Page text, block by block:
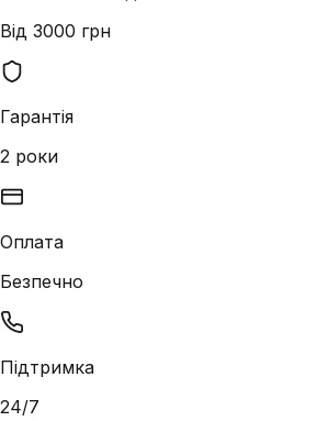
Від 3000 грн
Гарантія
2 роки
Оплата
Безпечно
Підтримка
24/7